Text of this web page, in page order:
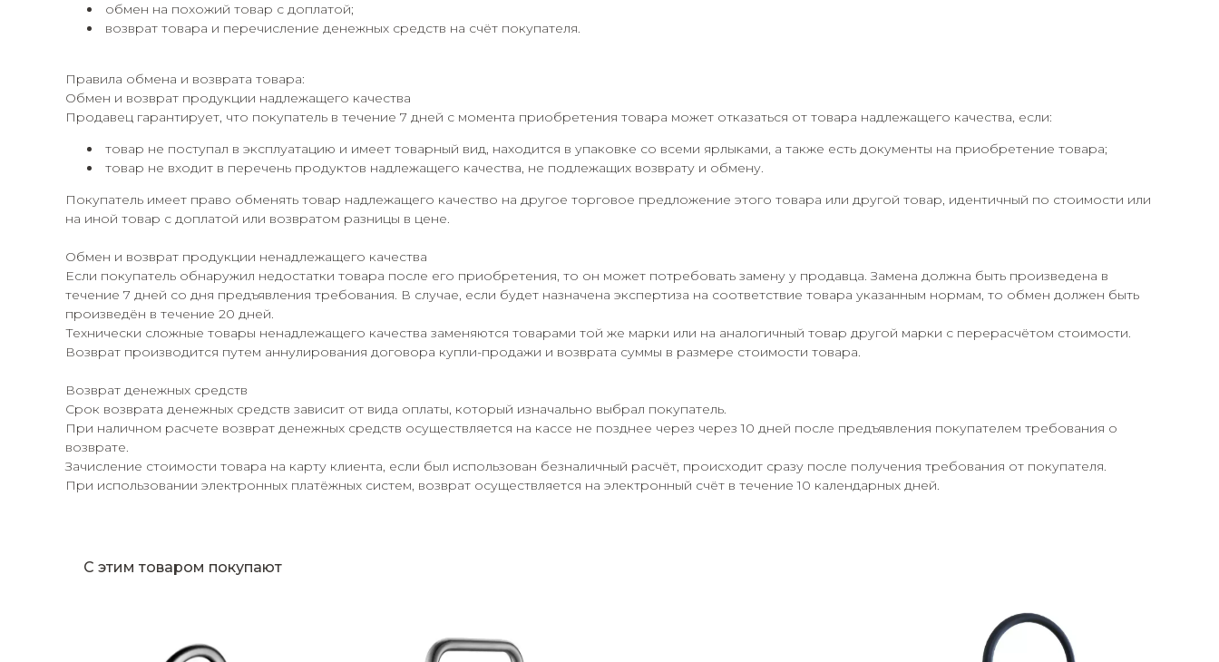
обмен на похожий товар с доплатой;
возврат товара и перечисление денежных средств на счёт покупателя.
Правила обмена и возврата товара:
Обмен и возврат продукции надлежащего качества
Продавец гарантирует, что покупатель в течение 7 дней с момента приобретения товара может отказаться от товара надлежащего качества, если:
товар не поступал в эксплуатацию и имеет товарный вид, находится в упаковке со всеми ярлыками, а также есть документы на приобретение товара;
товар не входит в перечень продуктов надлежащего качества, не подлежащих возврату и обмену.
Покупатель имеет право обменять товар надлежащего качество на другое торговое предложение этого товара или другой товар, идентичный по стоимости или
на иной товар с доплатой или возвратом разницы в цене.
Обмен и возврат продукции ненадлежащего качества
Если покупатель обнаружил недостатки товара после его приобретения, то он может потребовать замену у продавца. Замена должна быть произведена в
течение 7 дней со дня предъявления требования. В случае, если будет назначена экспертиза на соответствие товара указанным нормам, то обмен должен быть
произведён в течение 20 дней.
Технически сложные товары ненадлежащего качества заменяются товарами той же марки или на аналогичный товар другой марки с перерасчётом стоимости.
Возврат производится путем аннулирования договора купли-продажи и возврата суммы в размере стоимости товара.
Возврат денежных средств
Срок возврата денежных средств зависит от вида оплаты, который изначально выбрал покупатель.
При наличном расчете возврат денежных средств осуществляется на кассе не позднее через через 10 дней после предъявления покупателем требования о
возврате.
Зачисление стоимости товара на карту клиента, если был использован безналичный расчёт, происходит сразу после получения требования от покупателя.
При использовании электронных платёжных систем, возврат осуществляется на электронный счёт в течение 10 календарных дней.
С этим товаром покупают